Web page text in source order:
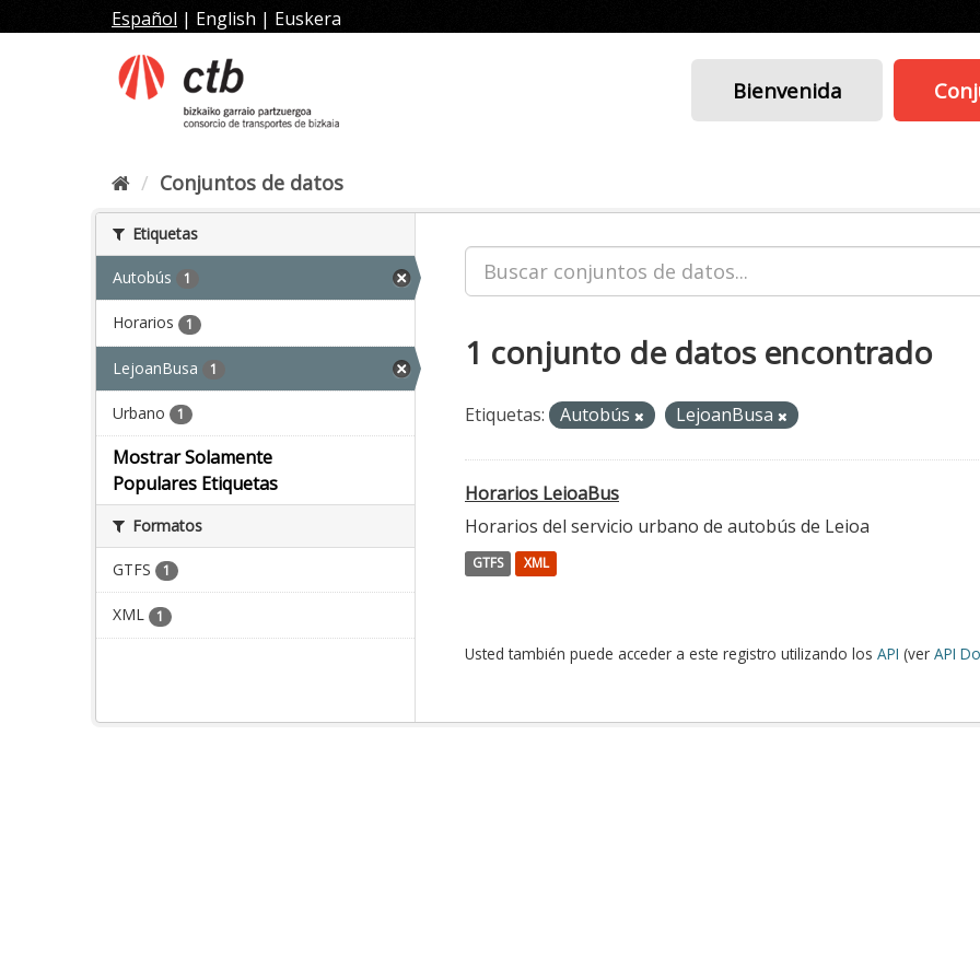
al
Español | English | Euskera
Bienvenida
Conjuntos de datos
Etiquetas
Autobús 1
Horarios 1
LejoanBusa 1
Urbano 1
Mostrar Solamente
Populares Etiquetas
Formatos
GTFS 1
XML 1
1 conjunto de datos encontrado
Etiquetas: Autobús LejoanBusa
Horarios LeioaBus
Horarios del servicio urbano de autobús de Leioa
GTFS XML
Usted también puede acceder a este registro utilizando los API (ver API